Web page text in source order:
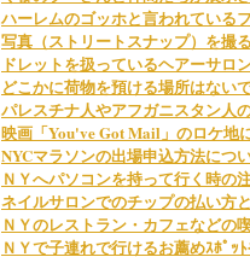
ハーレムのゴッホと言われている
写真（ストリートスナップ）を撮
ドレットを扱っているヘアーサロ
どこかに荷物を預ける場所はない
パレスチナ人やアフガニスタン人
映画「You've Got Mail」のロケ地
NYCマラソンの出場申込方法につい
ＮＹへパソコンを持って行く時の
ネイルサロンでのチップの払い方
ＮＹのレストラン・カフェなどの
ＮＹで子連れで行けるお薦めｽﾎﾟｯﾄ